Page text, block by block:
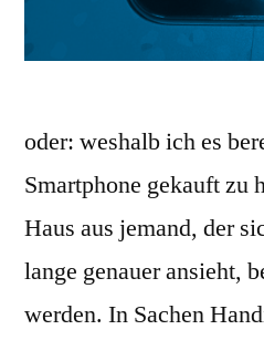
oder: weshalb ich es
Smartphone gekauft zu
Haus aus jemand, der
lange genauer ansieht,
werden. In Sachen